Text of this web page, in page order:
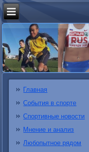
Главная
События в спорте
Спортивные новости
Мнение и анализ
Любопытное рядом